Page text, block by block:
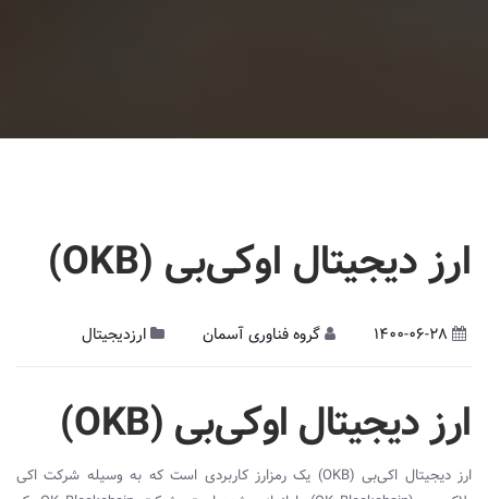
ارز دیجیتال اوکی‌بی (OKB)
1400-06-28 گروه فناوری آسمان ارزدیجیتال
ارز دیجیتال اوکی‌بی (OKB
)
ارز دیجیتال اکی‌بی (OKB) یک رمزارز کاربردی است که به ‌وسیله شرکت اکی